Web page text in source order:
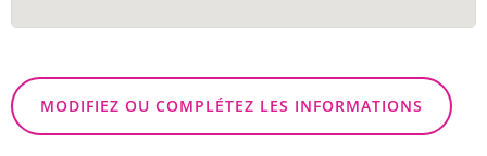
MODIFIEZ OU COMPLÉTEZ LES INFORMATIONS